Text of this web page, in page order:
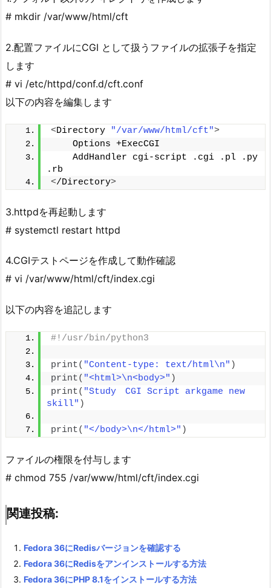
# mkdir /var/www/html/cft
2.配置ファイルにCGI として扱うファイルの拡張子を指定
します
# vi /etc/httpd/conf.d/cft.conf
以下の内容を編集します
<Directory "/var/www/html/cft">
    Options +ExecCGI
    AddHandler cgi-script .cgi .pl .py
.rb
</Directory>
3.httpdを再起動します
# systemctl restart httpd
4.CGIテストページを作成して動作確認
# vi /var/www/html/cft/index.cgi
以下の内容を追記します
#!/usr/bin/python3
print( "Content-type: text/html\n" )
print( "<html>\n<body>" )
print( "Study　CGI Script arkgame new
skill" )
print( "</body>\n</html>" )
ファイルの権限を付与します
# chmod 755 /var/www/html/cft/index.cgi
関連投稿:
Fedora 36にRedisバージョンを確認する
Fedora 36にRedisをアンインストールする方法
Fedora 36にPHP 8.1をインストールする方法